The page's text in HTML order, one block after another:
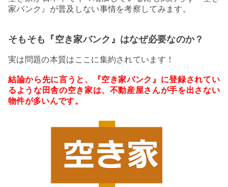
家バンク』が普及しない事情を考察してみます。
そもそも『空き家バンク』はなぜ必要なのか？
実は問題の本質はここに集約されています！
結論から先に言うと、『空き家バンク』に登録されてい
るような田舎の空き家は、不動産屋さんが手を出さない
物件が多いんです。